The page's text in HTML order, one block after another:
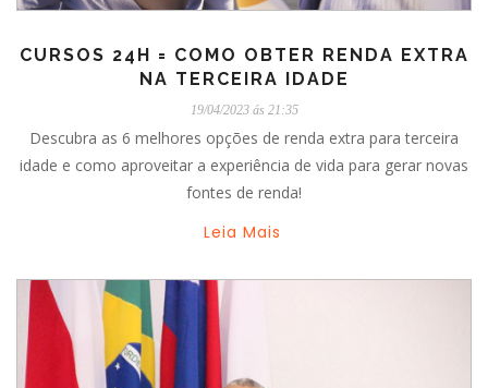
CURSOS 24H = COMO OBTER RENDA EXTRA
NA TERCEIRA IDADE
19/04/2023 ás 21:35
Descubra as 6 melhores opções de renda extra para terceira
idade e como aproveitar a experiência de vida para gerar novas
fontes de renda!
Leia Mais